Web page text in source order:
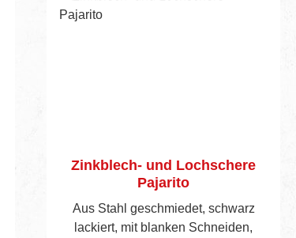
Zinkblech- und Lochschere
Pajarito
Aus Stahl geschmiedet, schwarz
lackiert, mit blanken Schneiden,